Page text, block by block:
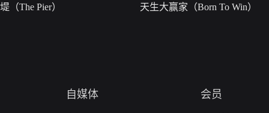
堤（The Pier） 天生大赢家（Born To Win）
自媒体 会员